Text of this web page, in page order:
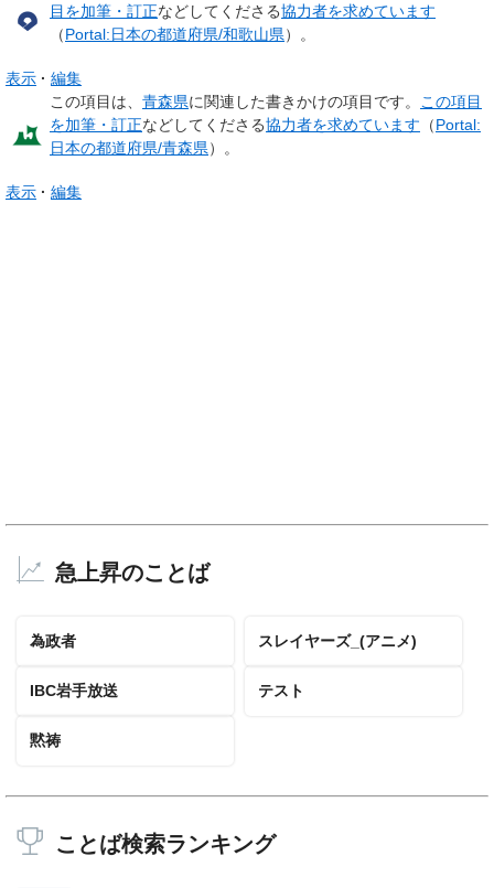
目を加筆・訂正などしてくださる協力者を求めています
（Portal:日本の都道府県/和歌山県）。
表示
編集
この項目は、 青森県に関連した書きかけの項目 です。
この項目
を加筆・訂正などしてくださる協力者を求めています （Portal:
日本の都道府県/青森県）。
表示 編集
急上昇のことば
為政者 スレイヤーズ_(アニメ)
IBC岩手放送 テスト
黙祷
ことば検索ランキング